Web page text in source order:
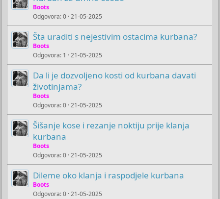
Boots
Odgovora 0 21-05-2025
Šta uraditi s nejestivim ostacima kurbana?
Boots
Odgovora 1 21-05-2025
Da li je dozvoljeno kosti od kurbana davati
životinjama?
Boots
Odgovora 0 21-05-2025
Šišanje kose i rezanje noktiju prije klanja
kurbana
Boots
Odgovora 0 21-05-2025
Dileme oko klanja i raspodjele kurbana
Boots
Odgovora 0 21-05-2025